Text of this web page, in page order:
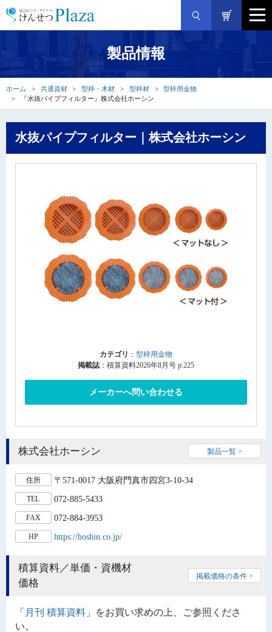
製品情報
ホーム 共通資材 型枠・木材 型枠材
型枠用金物
『水抜パイプフィルター』株式会社ホーシン
水抜パイプフィルター｜株式会社ホーシン
カテゴリ ： 型枠用金物
掲載誌：積算資料2026年8月号 p.225
メーカーへ問い合わせる
株式会社ホーシン 製品一覧 >
住所 〒571-0017 大阪府門真市四宮3-10-34
TEL 072-885-5433
FAX 072-884-3953
HP https://hoshin.co.jp/
積算資料／単価・資機材
価格
掲載価格の条件 >
「 月刊 積算資料 」をお買い求めの上、ご参照くださ
い。